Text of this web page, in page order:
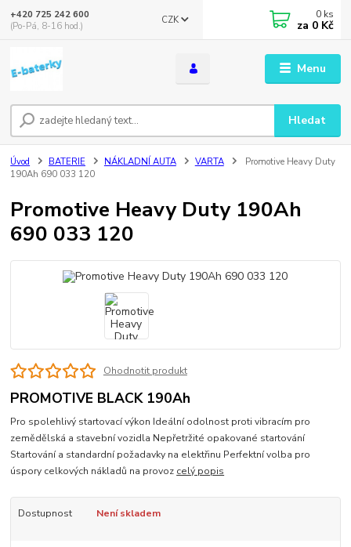
Menu
CZK
Hledat
+420 725 242 600
(Po-Pá, 8-16 hod.)
0 ks
za 0 Kč
Úvod BATERIE NÁKLADNÍ AUTA VARTA
Promotive Heavy Duty
190Ah 690 033 120
Promotive Heavy Duty 190Ah
690 033 120
Ohodnotit produkt
PROMOTIVE BLACK 190Ah
Pro spolehlivý startovací výkon Ideální odolnost proti vibracím pro
zemědělská a stavební vozidla Nepřetržité opakované startování
Startování a standardní požadavky na elektřinu Perfektní volba pro
úspory celkových nákladů na provoz celý popis
Dostupnost Není skladem